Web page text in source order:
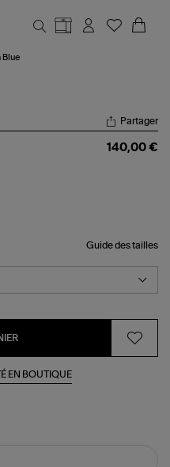
Blue
Partager
140,00 €
Guide des tailles
EN BOUTIQUE